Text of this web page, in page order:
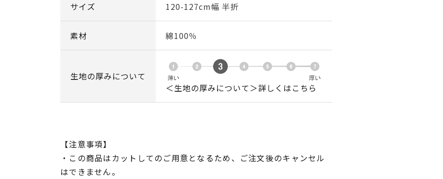
サイズ 120-127cm幅 半折
素材 綿100％
生地の厚みについて
＜生地の厚みについて＞詳しくはこちら
【注意事項】
・この商品はカットしてのご用意となるため、ご注文後のキャンセル
はできません。